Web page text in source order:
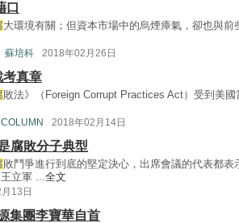
口
大環境有關；但資本市場中的烏煙瘴氣，卻也與
蘇培科 2018年02月26日
考真章
敗法》（Foreign Corrupt Practices Act）受到美國
2018年02月14日
腐敗分子典型
敗鬥爭進行到底的堅定決心，出席會議的代表都表
立軍 ...全文
13日
集團李寶華自首